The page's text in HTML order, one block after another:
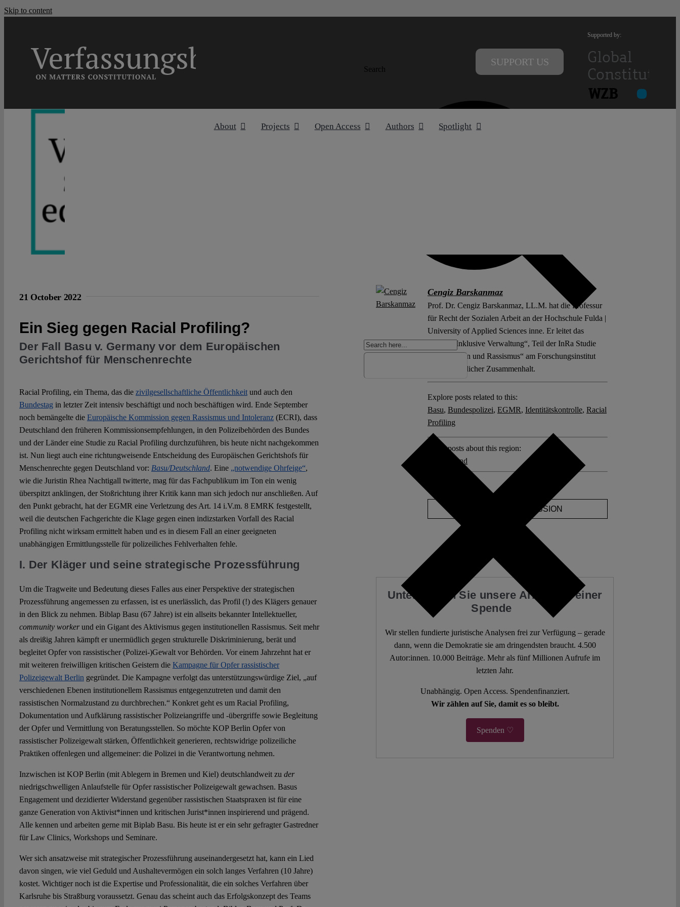
Skip to content
Search
SUPPORT US
Supported by:
About Projects Open Access Authors Spotlight
21 October 2022
Ein Sieg gegen Racial Profiling?
Der Fall Basu v. Germany vor dem Europäischen
Gerichtshof für Menschenrechte
Racial Profiling, ein Thema, das die zivilgesellschaftliche Öffentlichkeitund auch den
Bundestag in letzter Zeit intensiv beschäftigt und noch beschäftigen wird. Ende September
noch bemängelte die Europäische Kommission gegen Rassismus und Intoleranz(ECRI), dass
Deutschland den früheren Kommissionsempfehlungen, in den Polizeibehörden des Bundes
und der Länder eine Studie zu Racial Profiling durchzuführen, bis heute nicht nachgekommen
ist. Nun liegt auch eine richtungweisende Entscheidung des Europäischen Gerichtshofs für
Menschenrechte gegen Deutschland vor: Basu/Deutschland. Eine „notwendige Ohrfeige“,
wie die Juristin Rhea Nachtigall twitterte, mag für das Fachpublikum im Ton ein wenig
überspitzt anklingen, der Stoßrichtung ihrer Kritik kann man sich jedoch nur anschließen. Auf
den Punkt gebracht, hat der EGMR eine Verletzung des Art. 14 i.V.m. 8 EMRK festgestellt,
weil die deutschen Fachgerichte die Klage gegen einen indizstarken Vorfall des Racial
Profiling nicht wirksam ermittelt haben und es in diesem Fall an einer geeigneten
unabhängigen Ermittlungsstelle für polizeiliches Fehlverhalten fehle.
I. Der Kläger und seine strategische Prozessführung
Um die Tragweite und Bedeutung dieses Falles aus einer Perspektive der strategischen
Prozessführung angemessen zu erfassen, ist es unerlässlich, das Profil (!) des Klägers genauer
in den Blick zu nehmen. Biblap Basu (67 Jahre) ist ein allseits bekannter Intellektueller,
community workerund ein Gigant des Aktivismus gegen institutionellen Rassismus. Seit mehr
als dreißig Jahren kämpft er unermüdlich gegen strukturelle Diskriminierung, berät und
begleitet Opfer von rassistischer (Polizei-)Gewalt vor Behörden. Vor einem Jahrzehnt hat er
mit weiteren freiwilligen kritischen Geistern die Kampagne für Opfer rassistischer
Polizeigewalt Berlin gegründet. Die Kampagne verfolgt das unterstützungswürdige Ziel, „auf
verschiedenen Ebenen institutionellem Rassismus entgegenzutreten und damit den
rassistischen Normalzustand zu durchbrechen.“ Konkret geht es um Racial Profiling,
Dokumentation und Aufklärung rassistischer Polizeiangriffe und -übergriffe sowie Begleitung
der Opfer und Vermittlung von Beratungsstellen. So möchte KOP Berlin Opfer von
rassistischer Polizeigewalt stärken, Öffentlichkeit generieren, rechtswidrige polizeiliche
Praktiken offenlegen und allgemeiner: die Polizei in die Verantwortung nehmen.
Inzwischen ist KOP Berlin (mit Ablegern in Bremen und Kiel) deutschlandweit zu der
niedrigschwelligen Anlaufstelle für Opfer rassistischer Polizeigewalt gewachsen. Basus
Engagement und dezidierter Widerstand gegenüber rassistischen Staatspraxen ist für eine
ganze Generation von Aktivist*innen und kritischen Jurist*innen inspirierend und prägend.
Alle kennen und arbeiten gerne mit Biplab Basu. Bis heute ist er ein sehr gefragter Gastredner
für Law Clinics, Workshops und Seminare.
Wer sich ansatzweise mit strategischer Prozessführung auseinandergesetzt hat, kann ein Lied
davon singen, wie viel Geduld und Aushaltevermögen ein solch langes Verfahren (10 Jahre)
kostet. Wichtiger noch ist die Expertise und Professionalität, die ein solches Verfahren über
Karlsruhe bis Straßburg voraussetzt. Genau das scheint auch das Erfolgskonzept des Teams
Cengiz Barskanmaz
Prof. Dr. Cengiz Barskanmaz, LL.M. hat die Professur
für Recht der Sozialen Arbeit an der Hochschule Fulda |
University of Applied Sciences inne. Er leitet das
Projekt „Inklusive Verwaltung“, Teil der InRa Studie
„Institutionen und Rassismus“ am Forschungsinstitut
Gesellschaftlicher Zusammenhalt.
Explore posts related to this:
Basu, Bundespolizei, EGMR, Identitätskontrolle, Racial
Profiling
Other posts about this region:
Deutschland
JOIN THE DISCUSSION
Unterstützen Sie unsere Arbeit mit einer
Spende
Wir stellen fundierte juristische Analysen frei zur Verfügung – gerade
dann, wenn die Demokratie sie am dringendsten braucht. 4.500
Autor:innen. 10.000 Beiträge. Mehr als fünf Millionen Aufrufe im
letzten Jahr.
Unabhängig. Open Access. Spendenfinanziert.
Wir zählen auf Sie, damit es so bleibt.
Spenden ♡